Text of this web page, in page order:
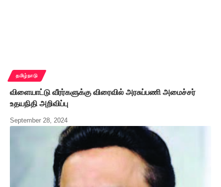
தமிழ்நாடு
விளையாட்டு வீரர்களுக்கு விரைவில் அரசுப்பணி அமைச்சர்
உதயநிதி அறிவிப்பு
September 28, 2024